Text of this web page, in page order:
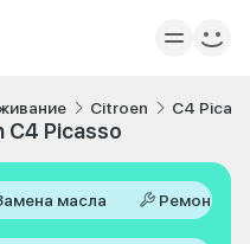
Citroen C4
C4 Picasso
масла Ремонт